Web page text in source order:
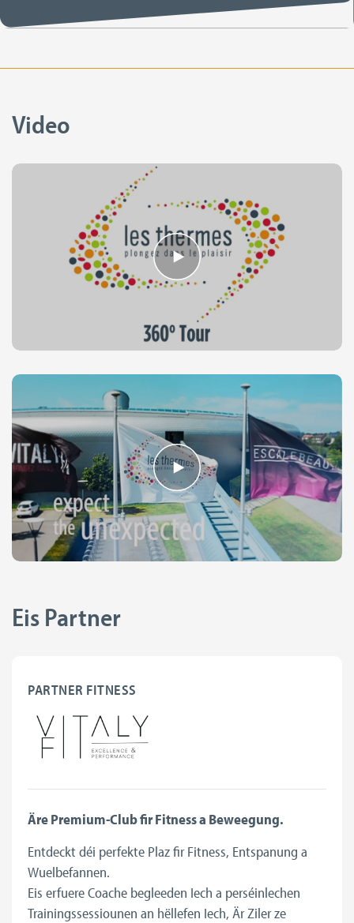
Video
Eis Partner
PARTNER FITNESS
Äre Premium-Club fir Fitness a Beweegung.
Entdeckt déi perfekte Plaz fir Fitness, Entspanung a
Wuelbefannen.
Eis erfuere Coache begleeden Iech a perséinlechen
Trainingssessiounen an hëllefen Iech, Är Ziler ze